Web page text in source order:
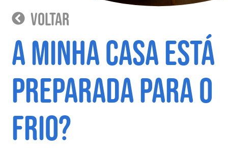
voltar
A minha casa está
preparada para o
frio?